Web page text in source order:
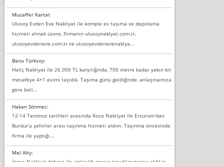
Muzaffer Kartal:
Ulusoy Evden Eve Nakliyat ile komple ev taşıma ve depolama
hizmeti almak üzere, firmanın ulusoynaklyat.com.tr,
ulusoyevdeneve.com.tr ve ulusoyevdenevenaklya...
Banu Türksoy:
Haliç Nakliyat ile 26.000 TL karşılığında, 700 metre kadar yakın bir
mesafeye 4+1 evimi taşıdık. Taşıma günü geldiğinde, anlaşmamıza
göre beli...
Hakan Sönmez:
12-14 Temmuz tarihleri arasında Koza Nakliyat ile Erzurum’dan
Burdur’a şehirler arası taşınma hizmeti aldım. Taşınma öncesinde
firma ile yaptığı...
Mel Alty:
İnova Nakliyat Ankara ile anlaşıldı eşyayı taşıdılar parayı aldılar.